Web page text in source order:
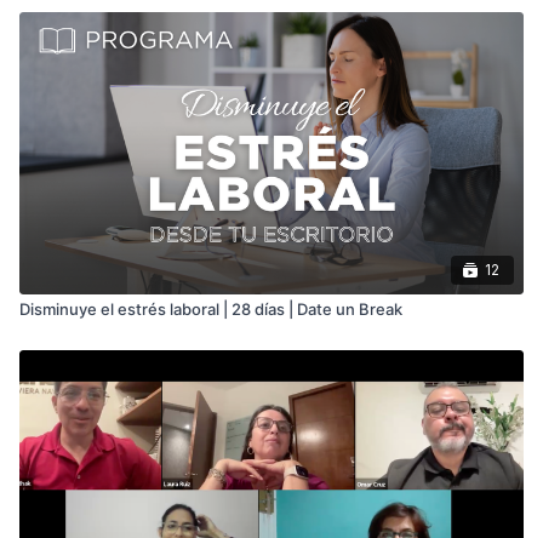
12
Disminuye el estrés laboral | 28 días | Date un Break